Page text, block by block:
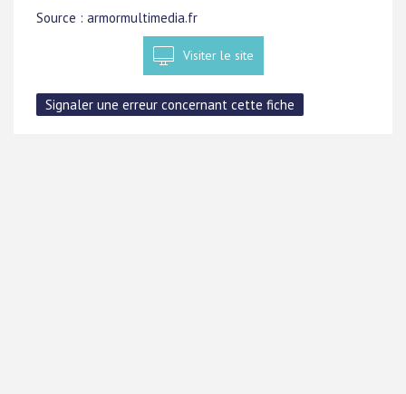
Source : armormultimedia.fr
Visiter le site